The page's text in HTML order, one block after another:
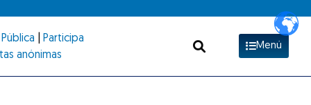
Participa
anónimas
Menú